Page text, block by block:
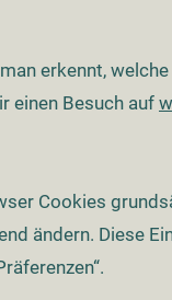
erkennt,
einen Besuch auf
Cookies
ändern. Diese